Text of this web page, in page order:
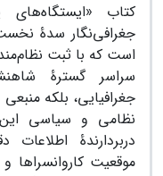
کتاب «ایستگاه‌های
جغرافی‌نگار سدۀ
است که با ثبت
سراسر گسترۀ
جغرافیایی، بلکه
نظامی و سیاسی
دربردارندۀ
موقعیت